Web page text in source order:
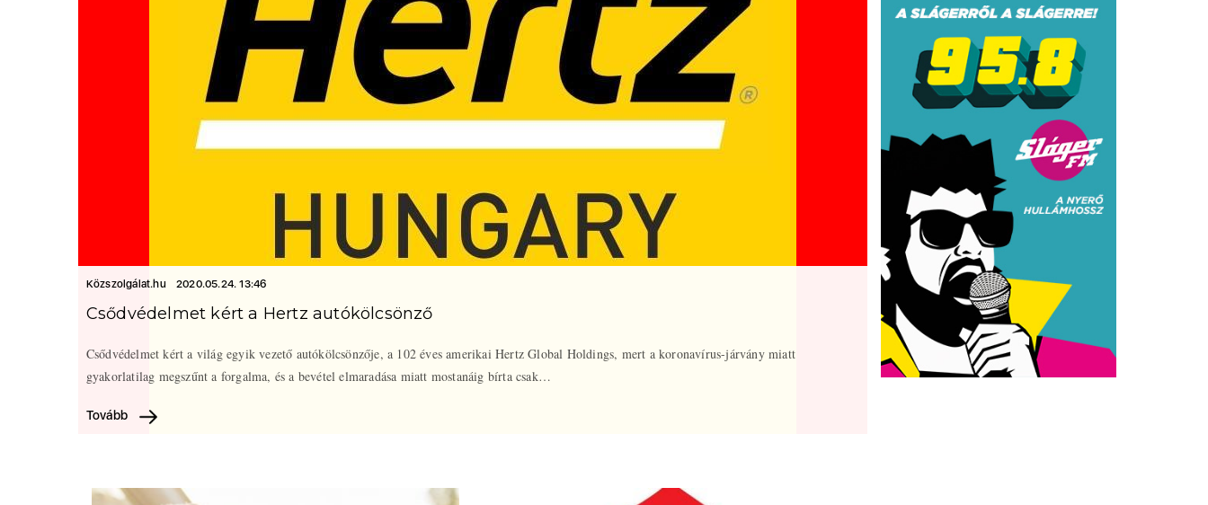
Közszolgálat.hu 2020.05.24. 13:46
Csődvédelmet kért a Hertz autókölcsönző
Csődvédelmet kért a világ egyik vezető autókölcsönzője, a 102 éves amerikai Hertz Global Holdings, mert a koronavírus-járvány miatt
gyakorlatilag megszűnt a forgalma, és a bevétel elmaradása miatt mostanáig bírta csak…
Tovább